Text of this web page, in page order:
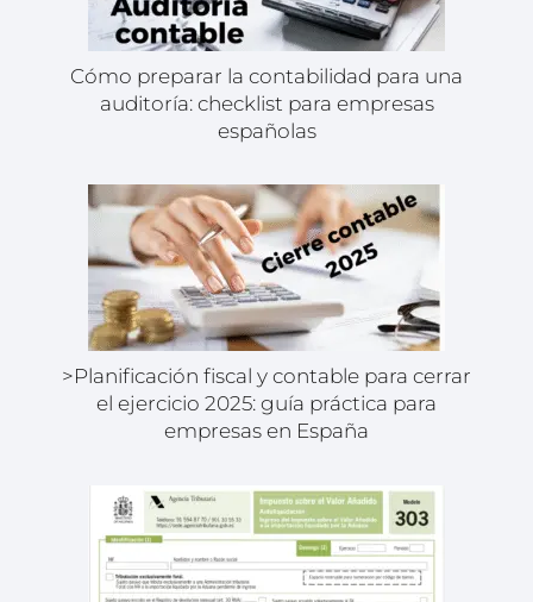
Cómo preparar la contabilidad para una
auditoría: checklist para empresas
españolas
>Planificación fiscal y contable para cerrar
el ejercicio 2025: guía práctica para
empresas en España